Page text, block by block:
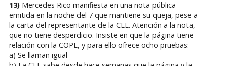
13)Mercedes Rico manifiesta en una nota pública
emitida en la noche del 7 que mantiene su queja, pese a
la carta del representante de la CEE. Atención a la nota,
que no tiene desperdicio. Insiste en que la página tiene
relación con la COPE, y para ello ofrece ocho pruebas:
a) Se llaman igual